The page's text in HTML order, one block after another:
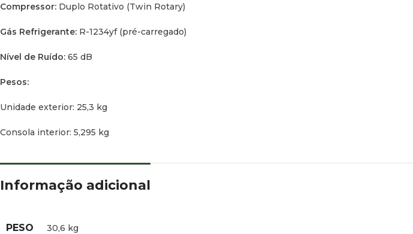
Compressor: Duplo Rotativo (Twin Rotary)
Gás Refrigerante: R-1234yf (pré-carregado)
Nível de Ruído: 65 dB
Pesos:
Unidade exterior: 25,3 kg
Consola interior: 5,295 kg
Informação adicional
PESO 30,6 kg